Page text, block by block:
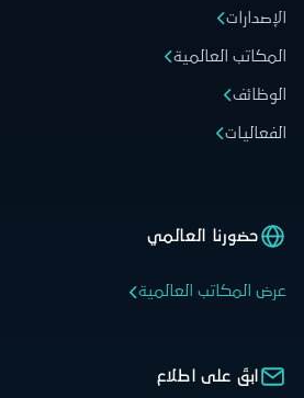
الإصدارات
المكاتب العالمية
الوظائف
الفعاليات
حضورنا العالمي
عرض المكاتب العالمية
ابقَ على اطلاع